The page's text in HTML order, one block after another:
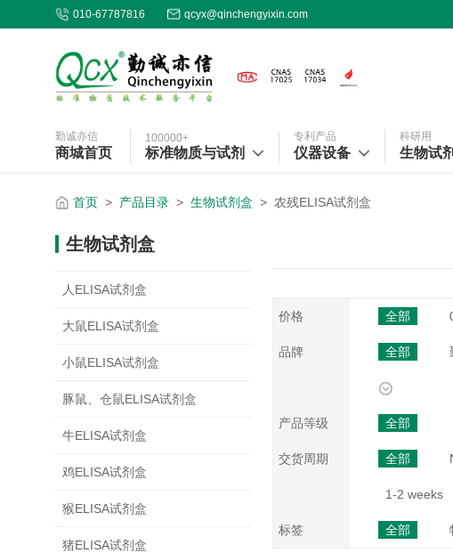
010-67787816 qcyx@qinchengyixin.com
勤诚亦信
商城首页
100000+
标准物质与试剂
专利产品
仪器设备
科研用
生物试
首页 > 产品目录 > 生物试剂盒 > 农残ELISA试剂盒
生物试剂盒
人ELISA试剂盒
大鼠ELISA试剂盒
小鼠ELISA试剂盒
豚鼠、仓鼠ELISA试剂盒
牛ELISA试剂盒
鸡ELISA试剂盒
猴ELISA试剂盒
猪ELISA试剂盒
价格 全部
品牌 全部
产品等级 全部
交货周期 全部
1-2 weeks
标签 全部